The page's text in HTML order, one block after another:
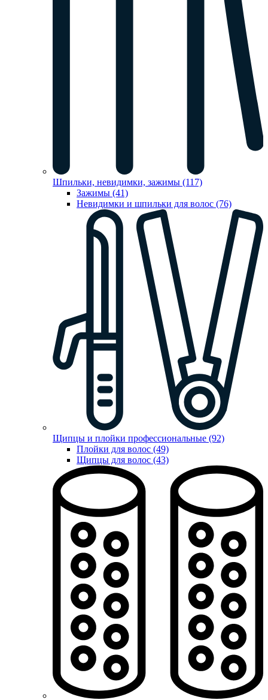
Шпильки, невидимки, зажимы (117)
Зажимы (41)
Невидимки и шпильки для волос (76)
Щипцы и плойки профессиональные (92)
Плойки для волос (49)
Щипцы для волос (43)